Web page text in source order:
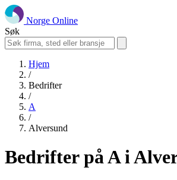
Norge Online
Søk
Hjem
/
Bedrifter
/
A
/
Alversund
Bedrifter på A i